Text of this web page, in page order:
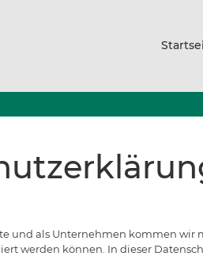
und als Unternehmen kommen
werden können. In dieser